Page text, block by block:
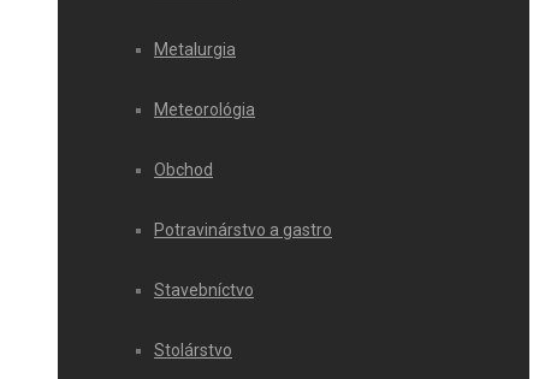
Metalurgia
Meteorológia
Obchod
Potravinárstvo a gastro
Stavebníctvo
Stolárstvo